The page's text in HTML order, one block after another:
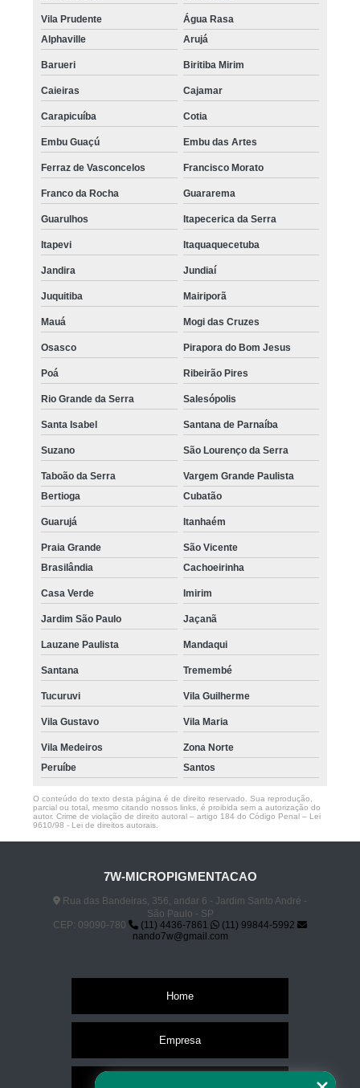
Vila Prudente
Água Rasa
Alphaville
Arujá
Barueri Biritiba Mirim
Caieiras Cajamar
Carapicuíba Cotia
Embu Guaçú Embu das Artes
Ferraz de Vasconcelos Francisco Morato
Franco da Rocha Guararema
Guarulhos Itapecerica da Serra
Itapevi Itaquaquecetuba
Jandira Jundiaí
Juquitiba Mairiporã
Mauá Mogi das Cruzes
Osasco Pirapora do Bom Jesus
Poá Ribeirão Pires
Rio Grande da Serra Salesópolis
Santa Isabel Santana de Parnaíba
Suzano São Lourenço da Serra
Taboão da Serra
Vargem Grande Paulista
Bertioga
Cubatão
Guarujá Itanhaém
Praia Grande
São Vicente
Brasilândia
Cachoeirinha
Casa Verde Imirim
Jardim São Paulo Jaçanã
Lauzane Paulista Mandaqui
Santana Tremembé
Tucuruvi Vila Guilherme
Vila Gustavo Vila Maria
Vila Medeiros
Zona Norte
Peruíbe
Santos
O conteúdo do texto desta página é de direito reservado. Sua reprodução,
parcial ou total, mesmo citando nossos links, é proibida sem a autorização do
autor. Crime de violação de direito autoral – artigo 184 do Código Penal – Lei
9610/98 - Lei de direitos autorais
7W-MICROPIGMENTACAO
Rua das Bandeiras, 356, andar 6 - Jardim Santo André -
São Paulo - SP
CEP: 09090-780
(11) 4436-7861
(11) 99844-5992
nando7w@gmail.com
Home
Empresa